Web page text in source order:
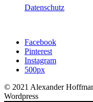
Datenschutz
Facebook
Pinterest
Instagram
500px
© 2021 Alexander
Wordpress